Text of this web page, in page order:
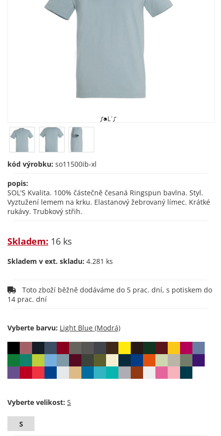
kód výrobku: so11500ib-xl
popis:
SOL'S Kvalita. 100% částečně česaná Ringspun bavlna. Styl.
Vyztužení lemem na krku. Elastanový žebrovaný límec. Krátké
rukávy. Trubkový střih.
Skladem: 16 ks
Skladem v ext. skladu: 4.281 ks
14 prac. dní
Vyberte barvu:
Vyberte velikost:
S